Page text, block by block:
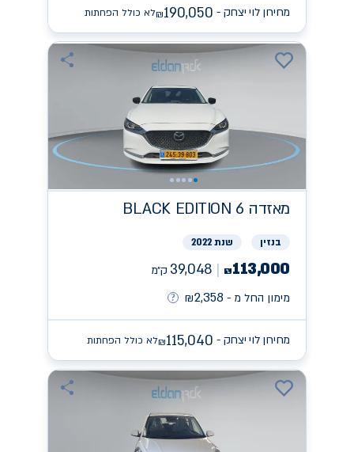
מחירון לוי יצחק - ₪190,050 לא כולל הפחתות
מאזדה BLACK EDITION 6
בנזין שנת 2022
₪113,000
39,048 ק״מ
מימון החל מ -
₪2,358
מחירון לוי יצחק - ₪115,040 לא כולל הפחתות